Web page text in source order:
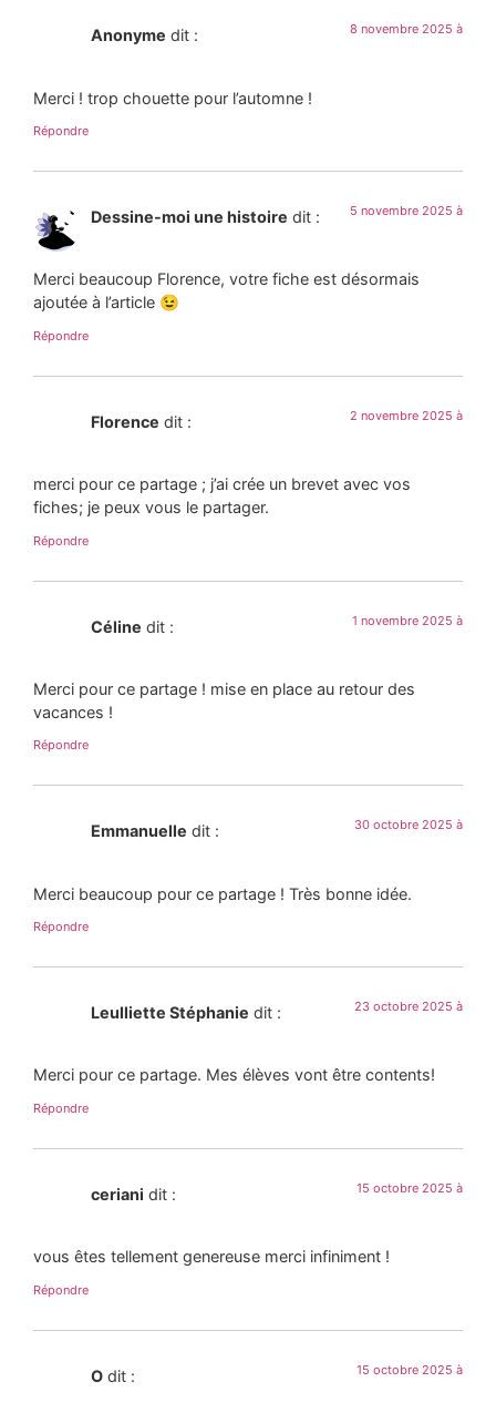
Anonyme dit : 8 novembre 2025 à
Merci ! trop chouette pour l’automne !
Répondre
Dessine-moi une histoire dit : 5 novembre 2025 à
Merci beaucoup Florence, votre fiche est désormais
ajoutée à l’article 😉
Répondre
Florence dit : 2 novembre 2025 à
merci pour ce partage ; j’ai crée un brevet avec vos
fiches; je peux vous le partager.
Répondre
Céline dit : 1 novembre 2025 à
Merci pour ce partage ! mise en place au retour des
vacances !
Répondre
Emmanuelle dit : 30 octobre 2025 à
Merci beaucoup pour ce partage ! Très bonne idée.
Répondre
Leulliette Stéphanie dit : 23 octobre 2025 à
Merci pour ce partage. Mes élèves vont être contents!
Répondre
ceriani dit : 15 octobre 2025 à
vous êtes tellement genereuse merci infiniment !
Répondre
O dit : 15 octobre 2025 à